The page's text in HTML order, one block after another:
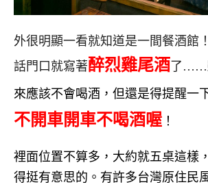
外很明顯一看就知道是一間餐酒館
話門口就寫著醉烈雞尾酒 了……
來應該不會喝酒，但還是得提醒一
不開車開車不喝酒喔 ！
裡面位置不算多，大約就五桌這樣
得挺有意思的。有許多台灣原住民